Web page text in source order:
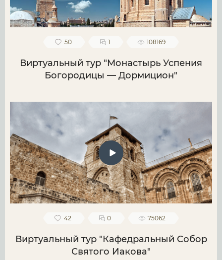
50 1 108169
Виртуальный тур "Монастырь Успения
Богородицы — Дормицион"
42 0 75062
Виртуальный тур "Кафедральный Собор
Святого Иакова"